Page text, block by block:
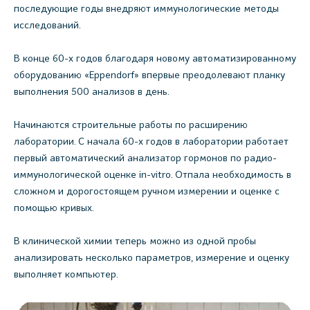
последующие годы внедряют иммунологические методы
исследований.
В конце 60-х годов благодаря новому автоматизированному
оборудованию «Eppendorf» впервые преодолевают планку
выполнения 500 анализов в день.
Начинаются строительные работы по расширению
лаборатории. С начала 60-х годов в лаборатории работает
первый автоматический анализатор гормонов по радио-
иммунологической оценке in-vitro. Отпала необходимость в
сложном и дорогостоящем ручном измерении и оценке с
помощью кривых.
В клинической химии теперь можно из одной пробы
анализировать несколько параметров, измерение и оценку
выполняет компьютер.